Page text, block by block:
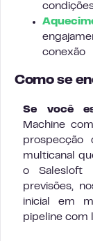
conexão
Como se
Se você
Machine
multicanal
o Salesloft
previsões,
inicial em
pipeline com